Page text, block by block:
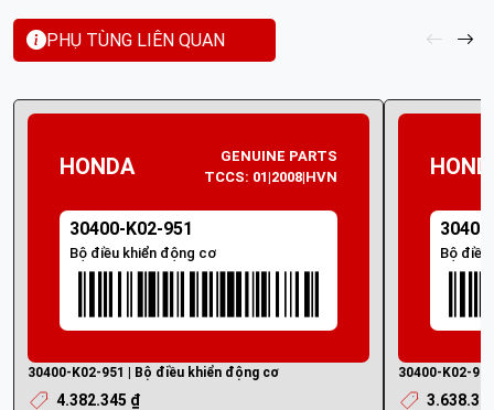
PHỤ TÙNG LIÊN QUAN
HONDA
GENUINE PARTS
TCCS: 01|2008|HVN
30400-K02-951
Bộ điều khiển động cơ
30400-K02-951 | Bộ điều khiển động cơ
4.382.345 ₫
Bộ
30400-K02-